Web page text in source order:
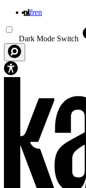
nlfren
Dark Mode Switch